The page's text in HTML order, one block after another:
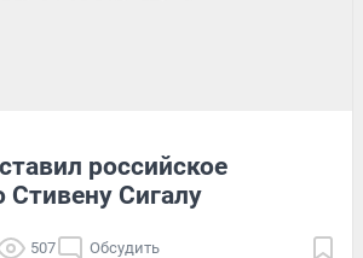
российское
Стивену Сигалу
507 Обсудить